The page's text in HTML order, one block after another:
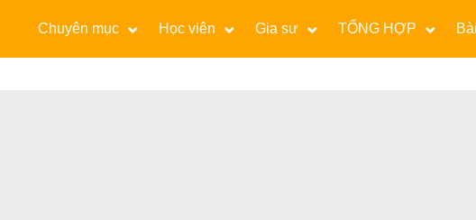
Chuyên mục Học viên Gia sư TỔNG HỢP